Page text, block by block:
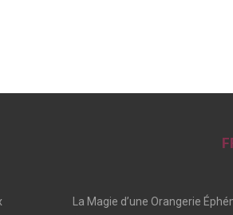
La Magie d’une Orangerie